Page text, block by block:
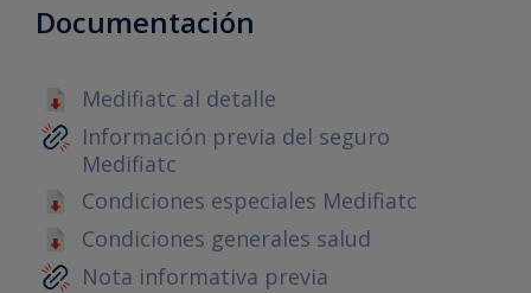
Documentación
Medifiatc al detalle
Información previa del seguro
Medifiatc
Condiciones especiales Medifiatc
Condiciones generales salud
Nota informativa previa